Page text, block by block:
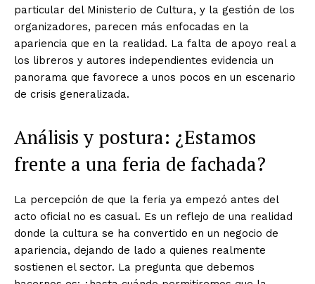
particular del Ministerio de Cultura, y la gestión de los
organizadores, parecen más enfocadas en la
apariencia que en la realidad. La falta de apoyo real a
los libreros y autores independientes evidencia un
panorama que favorece a unos pocos en un escenario
de crisis generalizada.
Análisis y postura: ¿Estamos
frente a una feria de fachada?
La percepción de que la feria ya empezó antes del
acto oficial no es casual. Es un reflejo de una realidad
donde la cultura se ha convertido en un negocio de
apariencia, dejando de lado a quienes realmente
sostienen el sector. La pregunta que debemos